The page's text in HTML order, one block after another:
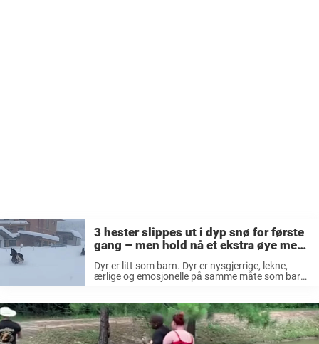
3 hester slippes ut i dyp snø for første
gang – men hold nå et ekstra øye med
Dyr er litt som barn. Dyr er nysgjerrige, lekne,
ærlige og emosjonelle på samme måte som barn
hvis ...